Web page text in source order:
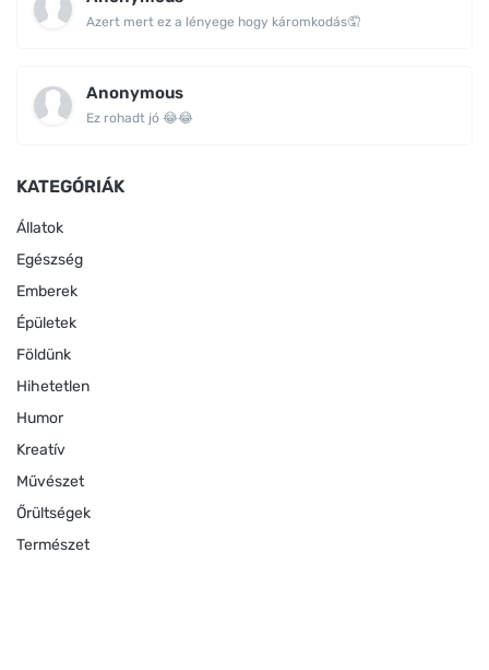
Azert mert ez a lényege hogy káromkodás🤦
Anonymous
Ez rohadt jó 😂😂
KATEGÓRIÁK
Állatok
Egészség
Emberek
Épületek
Földünk
Hihetetlen
Humor
Kreatív
Művészet
Őrültségek
Természet